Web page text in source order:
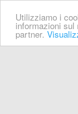
Utilizziamo i
informazioni
partner.